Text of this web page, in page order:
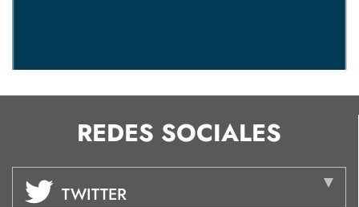
REDES SOCIALES
TWITTER